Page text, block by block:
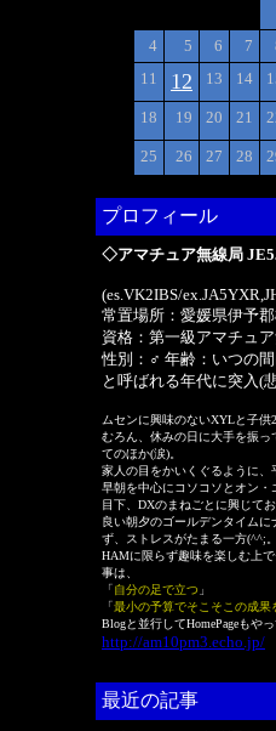
4
5 6 7
11
12 13 14
18 19 20 21
25 26 27 28
プロフィール
◇アマチュア無線局
(es.VK2IBS/
常置場所：愛媛県伊予
資格：第一級アマチュ
性別：♂ 年齢：いつの
と呼ばれる年代に突入(悲
ムセンに興味のないXYLと子供
むろん、休みの日に大手を振っ
てのほか(涙)。
家人の目をかいくぐるように、
早朝を中心にコソコソとオン・
目下、DXのまねごとに興じて
良い朝夕のゴールデンタイムに
ず、ストレスがたまる一方(^^;。
HAMに限らず趣味を楽しむ上
事は、
「自分の足で立つ 」
「最小の予算でそこそこの成果
Blogと並行してHomePageもやっ
http://am10pm3.echo.jp/
最近の記事